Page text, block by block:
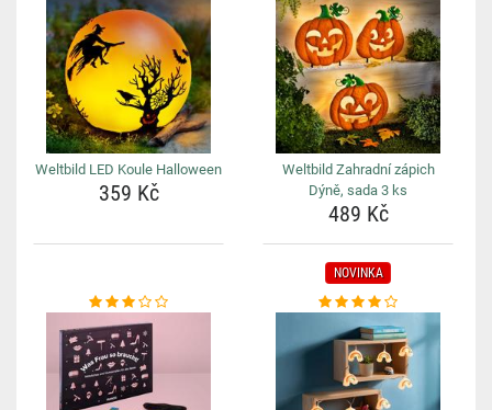
Weltbild LED Koule Halloween
359 Kč
Weltbild Zahradní zápich
Dýně, sada 3 ks
489 Kč
NOVINKA